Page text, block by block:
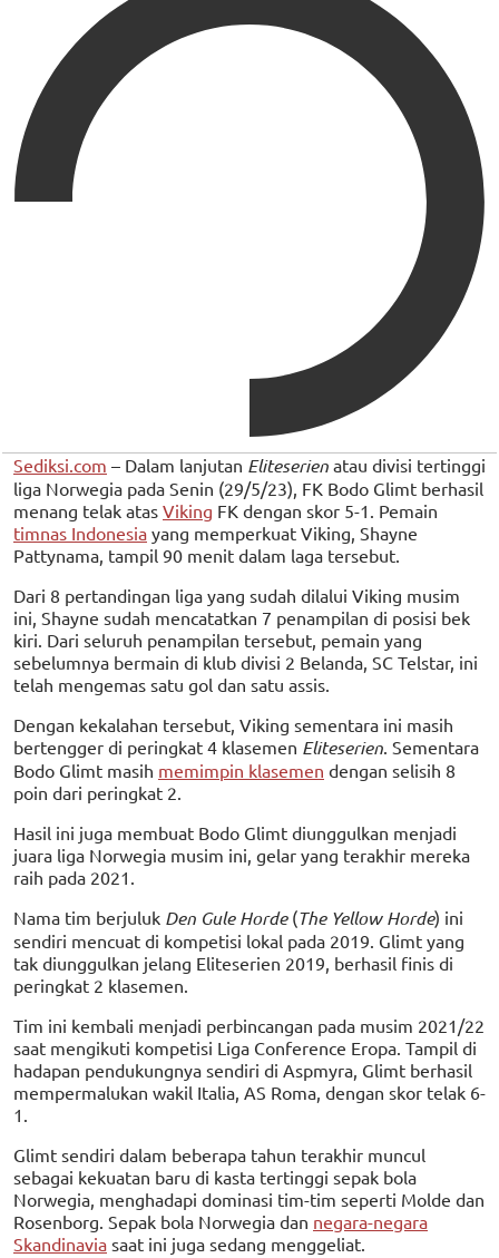
Sediksi.com – Dalam lanjutan Eliteserien atau divisi tertinggi
liga Norwegia pada Senin (29/5/23), FK Bodo Glimt berhasil
menang telak atas Viking FK dengan skor 5-1. Pemain
timnas Indonesia yang memperkuat Viking, Shayne
Pattynama, tampil 90 menit dalam laga tersebut.
Dari 8 pertandingan liga yang sudah dilalui Viking musim
ini, Shayne sudah mencatatkan 7 penampilan di posisi bek
kiri. Dari seluruh penampilan tersebut, pemain yang
sebelumnya bermain di klub divisi 2 Belanda, SC Telstar, ini
telah mengemas satu gol dan satu assis.
Dengan kekalahan tersebut, Viking sementara ini masih
bertengger di peringkat 4 klasemen Eliteserien . Sementara
Bodo Glimt masih memimpin klasemen dengan selisih 8
poin dari peringkat 2.
Hasil ini juga membuat Bodo Glimt diunggulkan menjadi
juara liga Norwegia musim ini, gelar yang terakhir mereka
raih pada 2021.
Nama tim berjuluk Den Gule Horde(The Yellow Horde) ini
sendiri mencuat di kompetisi lokal pada 2019. Glimt yang
tak diunggulkan jelang Eliteserien 2019, berhasil finis di
peringkat 2 klasemen.
Tim ini kembali menjadi perbincangan pada musim 2021/22
saat mengikuti kompetisi Liga Conference Eropa. Tampil di
hadapan pendukungnya sendiri di Aspmyra, Glimt berhasil
mempermalukan wakil Italia, AS Roma, dengan skor telak 6-
1.
Glimt sendiri dalam beberapa tahun terakhir muncul
sebagai kekuatan baru di kasta tertinggi sepak bola
Norwegia, menghadapi dominasi tim-tim seperti Molde dan
Rosenborg. Sepak bola Norwegia dan negara-negara
Skandinavia saat ini juga sedang menggeliat.